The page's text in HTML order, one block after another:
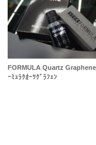
FORMULA Quartz
ｰﾐｭﾗｸｵｰﾂｸﾞﾗﾌｪﾝ